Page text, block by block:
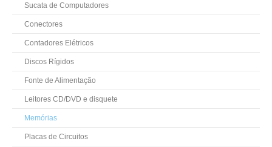
Sucata de Computadores
Conectores
Contadores Elétricos
Discos Rígidos
Fonte de Alimentação
Leitores CD/DVD e disquete
Memórias
Placas de Circuitos